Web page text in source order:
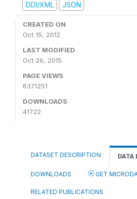
DDI/XML
JSON
CREATED ON
Oct 15, 2012
LAST MODIFIED
Oct 26, 2015
PAGE VIEWS
6371251
DOWNLOADS
41722
DATASET DESCRIPTION DATA
DOWNLOADS GET
RELATED PUBLICATIONS